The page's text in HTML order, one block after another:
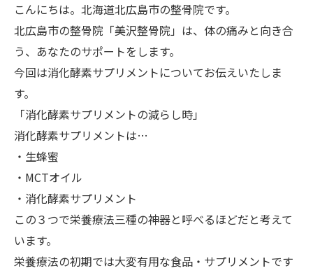
こんにちは。北海道北広島市の整骨院です。
北広島市の整骨院「美沢整骨院」は、体の痛みと向き合
う、あなたのサポートをします。
今回は消化酵素サプリメントについてお伝えいたしま
す。
「消化酵素サプリメントの減らし時」
消化酵素サプリメントは…
・生蜂蜜
・MCTオイル
・消化酵素サプリメント
この３つで栄養療法三種の神器と呼べるほどだと考えて
います。
栄養療法の初期では大変有用な食品・サプリメントです